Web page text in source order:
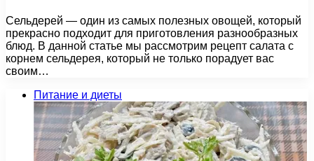
Сельдерей — один из самых полезных овощей, который
прекрасно подходит для приготовления разнообразных
блюд. В данной статье мы рассмотрим рецепт салата с
корнем сельдерея, который не только порадует вас
своим…
Питание и диеты